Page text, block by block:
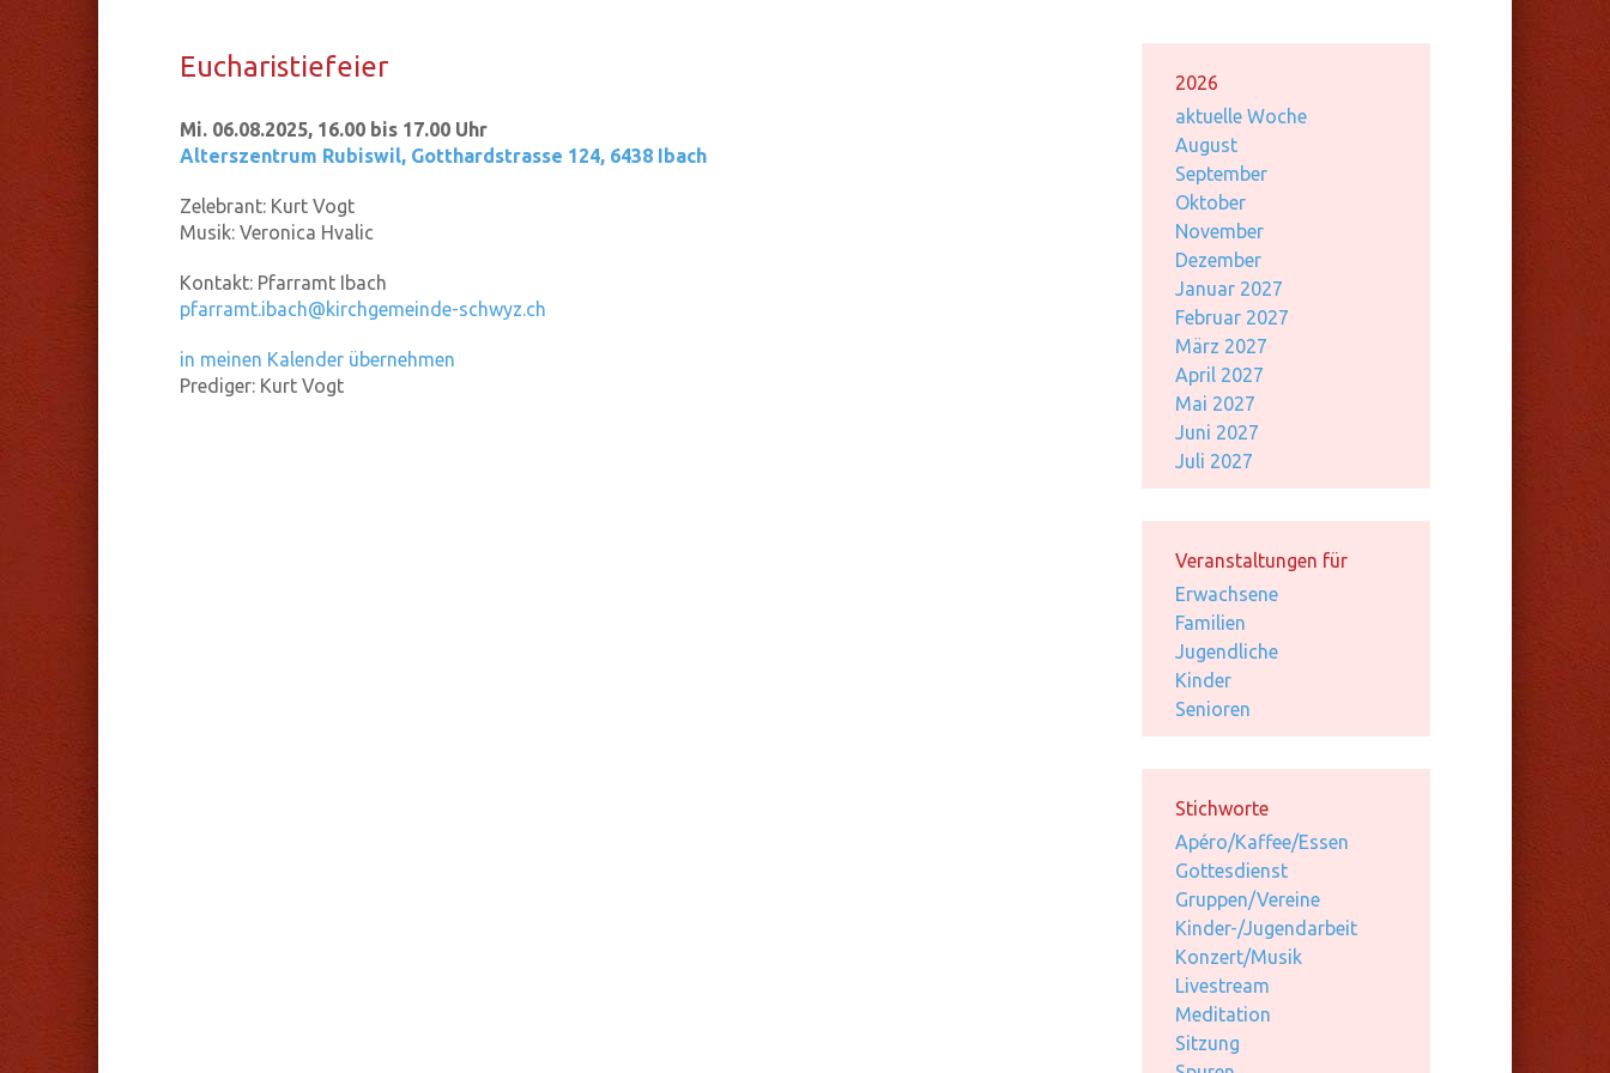
2026
aktuelle Woche
August
September
Oktober
November
Dezember
Januar 2027
Februar 2027
März 2027
April 2027
Mai 2027
Juni 2027
Juli 2027
Veranstaltungen für
Erwachsene
Familien
Jugendliche
Kinder
Senioren
Stichworte
Apéro/Kaffee/Essen
Gottesdienst
Gruppen/Vereine
Kinder-/Jugendarbeit
Konzert/Musik
Livestream
Meditation
Sitzung
Eu­cha­ris­tie­fei­er
Mi. 06.08.2025, 16.00 bis 17.00 Uhr
Alterszentrum Rubiswil, Gotthardstrasse 124, 6438 Ibach
Zelebrant: Kurt Vogt
Musik: Veronica Hvalic
Kontakt: Pfarramt Ibach
pfarramt.ibach@kirchgemeinde-schwyz.ch
in meinen Kalender übernehmen
Prediger: Kurt Vogt